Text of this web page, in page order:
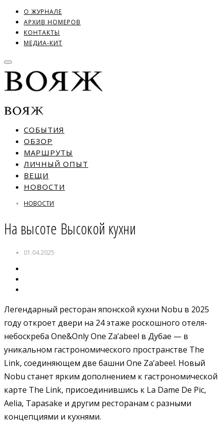
О ЖУРНАЛЕ
АРХИВ НОМЕРОВ
КОНТАКТЫ
МЕДИА-КИТ
СОБЫТИЯ
ОБЗОР
МАРШРУТЫ
ЛИЧНЫЙ ОПЫТ
ВЕЩИ
НОВОСТИ
НОВОСТИ
На высоте Высокой кухни
01.04.2025
Легендарный ресторан японской кухни Nobu в 2025
году откроет двери на 24 этаже роскошного отеля-
небоскреба One&Only One Za’abeel в Дубае — в
уникальном гастрономического пространстве The
Link, соединяющем две башни One Za’abeel. Новый
Nobu станет ярким дополнением к гастрономической
карте The Link, присоединившись к La Dame De Pic,
Aelia, Tapasake и другим ресторанам с разными
концепциями и кухнями.